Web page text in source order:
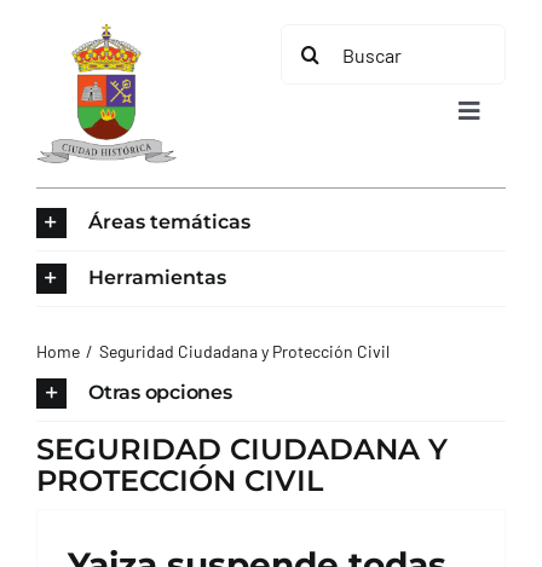
contenido
Buscar:
Toggle
TURISMO
Áreas temáticas
Herramientas
Home Seguridad Ciudadana y Protección Civil
Otras opciones
SEGURIDAD CIUDADANA Y
PROTECCIÓN CIVIL